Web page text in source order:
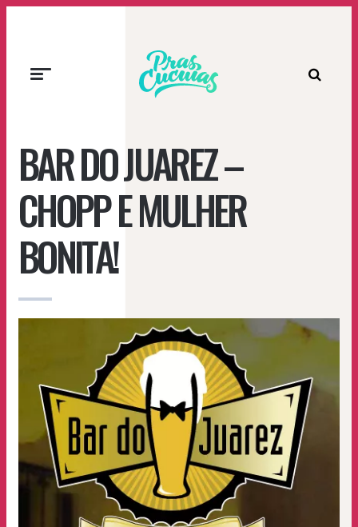
Prascucuias
BAR DO JUAREZ –
CHOPP E MULHER
BONITA!